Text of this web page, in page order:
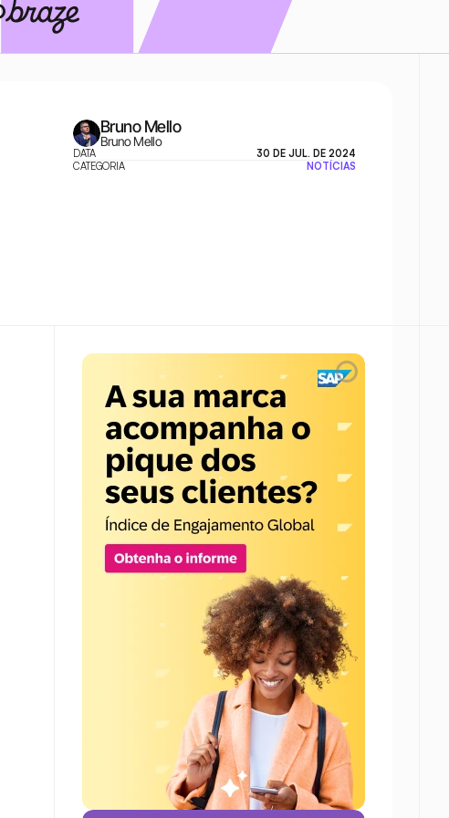
Bruno Mello
Bruno Mello
DATA
30 DE JUL. DE 2024
CATEGORIA
NOTÍCIAS